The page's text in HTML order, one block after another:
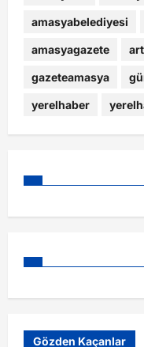
amasyabelediyesi
amasyagazete
gazeteamasya
yerelhaber
Gözden Kaçanlar